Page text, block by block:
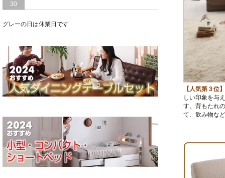
【人気第３位】
しい印象を与
す。背もたれ
て、飲み物な
2024/01/24
チェスト ベッド
30
グレーの日は休業日です